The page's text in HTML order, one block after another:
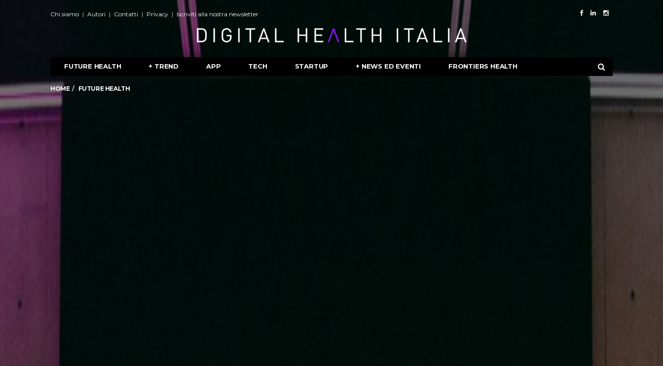
Chi siamo Autori Contatti Privacy Iscriviti alla nostra newsletter
FUTURE HEALTH + TREND APP TECH STARTUP + NEWS ED EVENTI FRONTIERS HEALTH
HOME FUTURE HEALTH